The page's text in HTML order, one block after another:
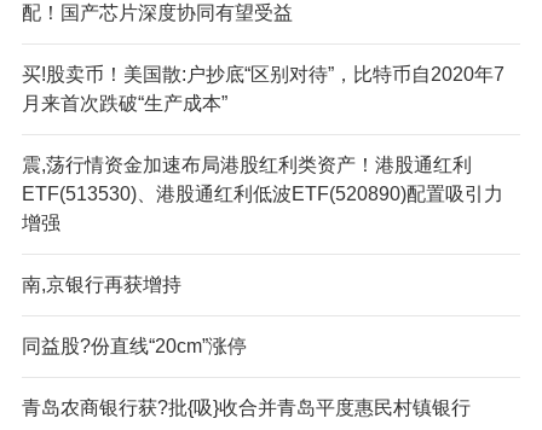
配！国产芯片深度协同有望受益
买!股卖币！美国散:户抄底“区别对待”，比特币自2020年7
月来首次跌破“生产成本”
震,荡行情资金加速布局港股红利类资产！港股通红利
ETF(513530)、港股通红利低波ETF(520890)配置吸引力
增强
南,京银行再获增持
同益股?份直线“20cm”涨停
青岛农商银行获?批{吸}收合并青岛平度惠民村镇银行